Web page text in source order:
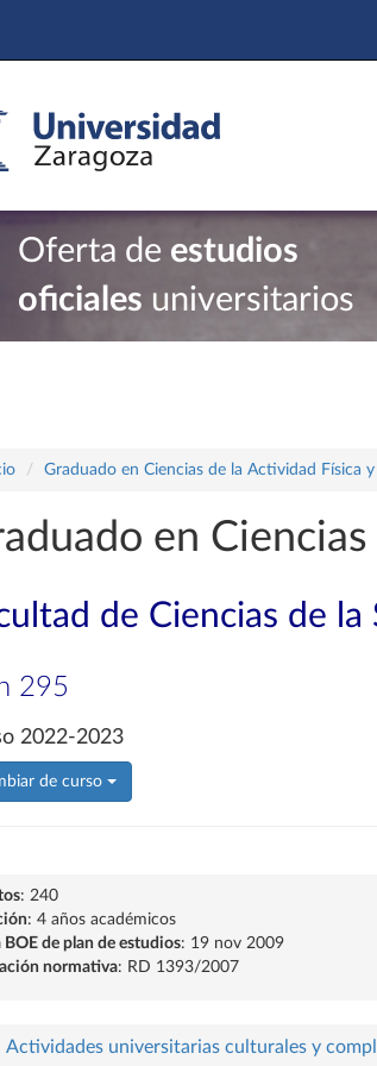
Oferta de estudios
oficiales universitarios
Graduado en Ciencias de la Actividad Física
en
de Ciencias de
295
2022-2023
de curso
: 240
: 4 años académicos
BOE de plan de estudios: 19 nov 2009
normativa: RD 1393/2007
Actividades universitarias culturales y